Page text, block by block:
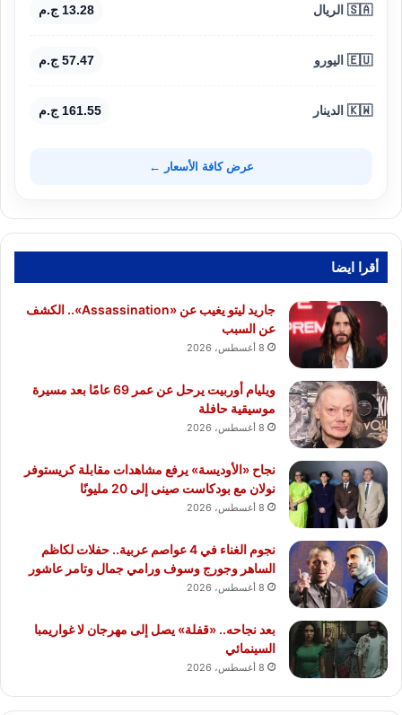
🇸🇦 الريال 13.28 ج.م
🇪🇺 اليورو 57.47 ج.م
🇰🇼 الدينار 161.55 ج.م
عرض كافة الأسعار ←
أقرا ايضا
جاريد ليتو يغيب عن «Assassination».. الكشف
عن السبب
8 أغسطس، 2026
ويليام أوربيت يرحل عن عمر 69 عامًا بعد مسيرة
موسيقية حافلة
8 أغسطس، 2026
نجاح «الأوديسة» يرفع مشاهدات مقابلة كريستوفر
نولان مع بودكاست صينى إلى 20 مليونًا
8 أغسطس، 2026
نجوم الغناء في 4 عواصم عربية.. حفلات لكاظم
الساهر وجورج وسوف ورامي جمال وتامر عاشور
8 أغسطس، 2026
بعد نجاحه.. «قفلة» يصل إلى مهرجان لا غواريمبا
السينمائي
8 أغسطس، 2026